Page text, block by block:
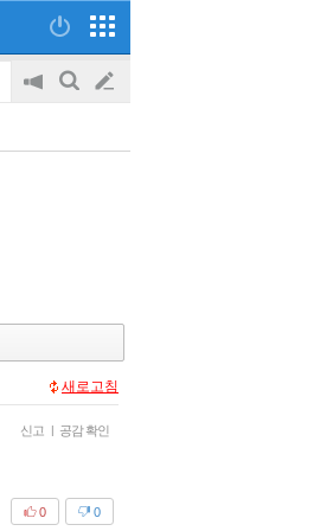
공
on/off
검
글
쓰
새로고침
신고 | 공감 확인
0
0